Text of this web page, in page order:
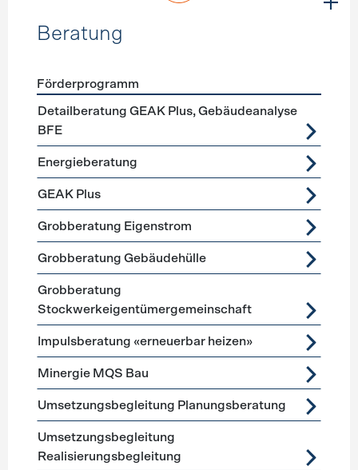
Beratung
Förderprogramme Beratung
Förderprogramm
Detailberatung GEAK Plus, Gebäudeanalyse
BFE
Energieberatung
GEAK Plus
Grobberatung Eigenstrom
Grobberatung Gebäudehülle
Grobberatung
Stockwerkeigentümergemeinschaft
Impulsberatung «erneuerbar heizen»
Minergie MQS Bau
Umsetzungsbegleitung Planungsberatung
Umsetzungsbegleitung
Realisierungsbegleitung